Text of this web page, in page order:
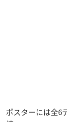
ポスターには全6